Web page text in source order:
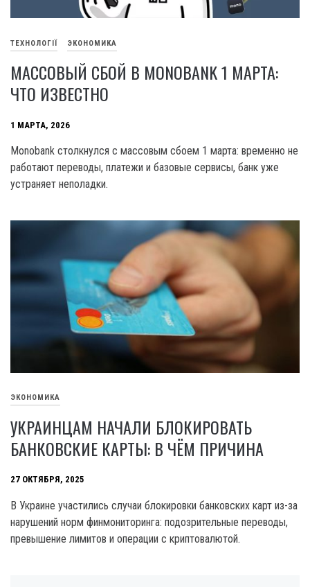
ТЕХНОЛОГІЇ ЭКОНОМИКА
МАССОВЫЙ СБОЙ В MONOBANK 1 МАРТА:
ЧТО ИЗВЕСТНО
1 МАРТА, 2026
Monobank столкнулся с массовым сбоем 1 марта: временно не
работают переводы, платежи и базовые сервисы, банк уже
устраняет неполадки.
ЭКОНОМИКА
УКРАИНЦАМ НАЧАЛИ БЛОКИРОВАТЬ
БАНКОВСКИЕ КАРТЫ: В ЧЁМ ПРИЧИНА
27 ОКТЯБРЯ, 2025
В Украине участились случаи блокировки банковских карт из-за
нарушений норм финмониторинга: подозрительные переводы,
превышение лимитов и операции с криптовалютой.